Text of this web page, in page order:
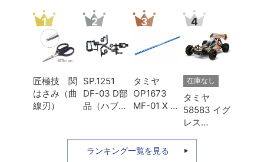
1
匠極技 関
はさみ（曲
線刃）
2
SP.1251
DF-03 D部
品（ハブキ
イト）
3
タミヤ
OP1673
MF-01 X ア
Lホイール
ベース用
4
在庫なし
タミヤ
58583 イグ
レス
本体キット
ランキング一覧を見る